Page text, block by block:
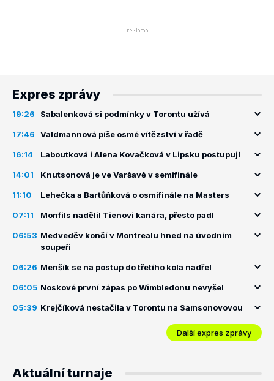
Expres zprávy
19:26 Sabalenková si podmínky v Torontu užívá
17:46 Valdmannová píše osmé vítězství v řadě
16:14 Laboutková i Alena Kovačková v Lipsku postupují
14:01 Knutsonová je ve Varšavě v semifinále
11:10 Lehečka a Bartůňková o osmifinále na Masters
07:11 Monfils nadělil Tienovi kanára, přesto padl
06:53 Medveděv končí v Montrealu hned na úvodním
soupeři
06:26 Menšík se na postup do třetího kola nadřel
06:05 Noskové první zápas po Wimbledonu nevyšel
05:39 Krejčíková nestačila v Torontu na Samsonovovou
Další expres zprávy
Aktuální turnaje